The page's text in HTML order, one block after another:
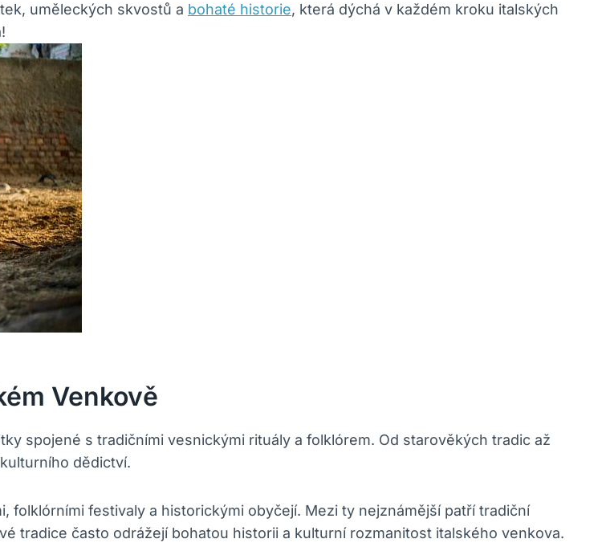
uměleckých skvostů a bohaté historie, která dýchá v každém kroku italských
Venkově
spojené s tradičními vesnickými rituály a folklórem. Od starověkých tradic až
dědictví.
folklórními festivaly a historickými obyčejí. Mezi ty nejznámější patří tradiční
tradice často odrážejí bohatou historii a kulturní rozmanitost italského venkova.